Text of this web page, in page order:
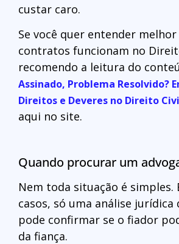
custar caro.
Se você quer entender
contratos funcionam no
recomendo a leitura do
Assinado, Problema Resolvido?
Direitos e Deveres no Direito
aqui no site.
Quando procurar um
Nem toda situação é simples.
casos, só uma análise jurídica
pode confirmar se o fiador
da fiança.